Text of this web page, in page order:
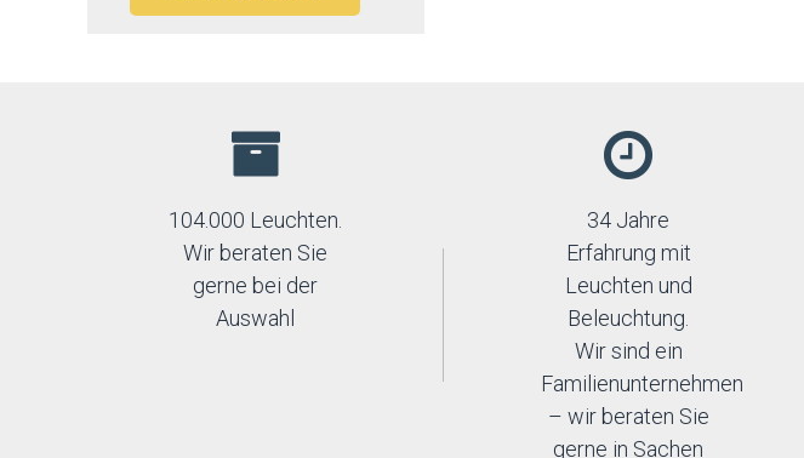
104.000 Leuchten.
Wir beraten Sie
gerne bei der
Auswahl
34 Jahre
Erfahrung mit
Leuchten und
Beleuchtung.
Wir sind ein
Familienunternehmen
– wir beraten Sie
gerne in Sachen